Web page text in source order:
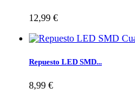
12,99 €
Repuesto LED SMD...
8,99 €